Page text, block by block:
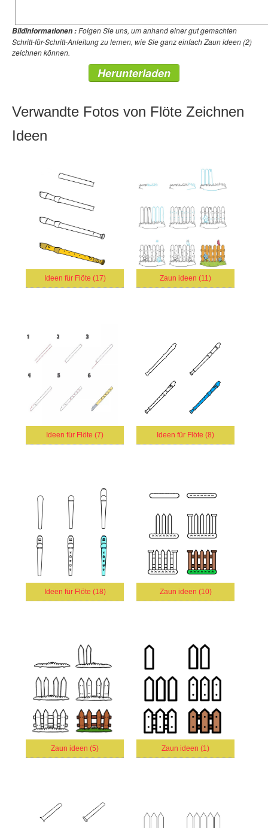
Bildinformationen :Folgen Sie uns, um anhand einer gut gemachten
Schritt-für-Schritt-Anleitung zu lernen, wie Sie ganz einfach Zaun ideen (2)
zeichnen können.
Herunterladen
Verwandte Fotos von Flöte Zeichnen
Ideen
Ideen für Flöte (17) Zaun ideen (11)
Ideen für Flöte (7) Ideen für Flöte (8)
Ideen für Flöte (18) Zaun ideen (10)
Zaun ideen (5) Zaun ideen (1)